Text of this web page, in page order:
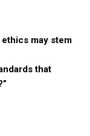
may stem
that